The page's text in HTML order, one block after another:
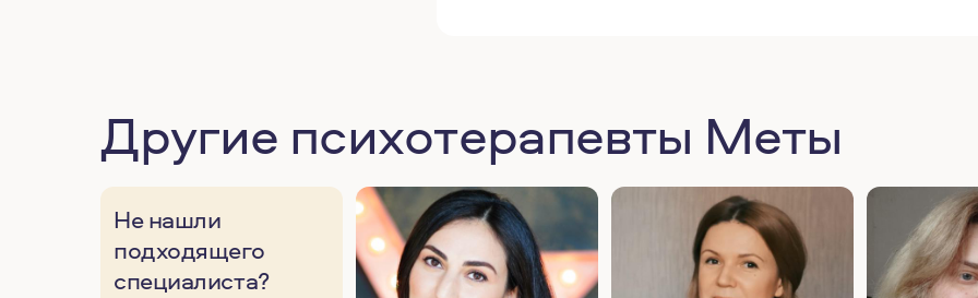
Другие психотерапевты Меты
Не нашли
подходящего
специалиста?